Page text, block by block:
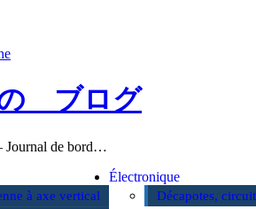
ブログ
de bord…
à axe vertical
Électronique
Décapotes,